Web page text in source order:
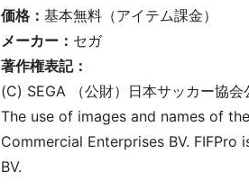
価格： 基本無料（アイテム課金）
メーカー： セガ
著作権表記：
(C) SEGA （公財）日本サッカー協
The use of images and names of
Commercial Enterprises BV.
BV.